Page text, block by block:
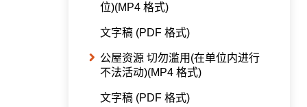
位)(MP4 格式)
文字稿 (PDF 格式)
公屋资源 切勿滥用(在单位内进行
不法活动)(MP4 格式)
文字稿 (PDF 格式)